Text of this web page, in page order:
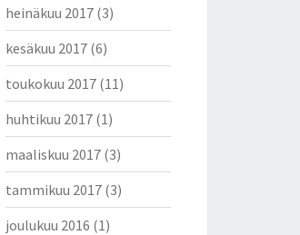
heinäkuu 2017(3)
kesäkuu 2017(6)
toukokuu 2017(11)
huhtikuu 2017(1)
maaliskuu 2017(3)
tammikuu 2017(3)
joulukuu 2016 (1)